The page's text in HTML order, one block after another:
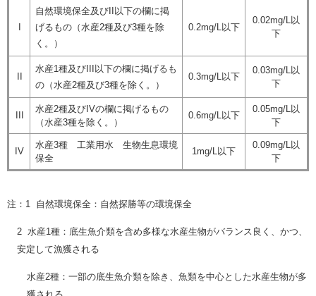
I
自然環境保全及びII以下の欄に掲
げるもの（水産2種及び3種を除
く。）
0.2mg/L以下
0.02mg/L以
下
II
水産1種及びIII以下の欄に掲げるも
の（水産2種及び3種を除く。）
0.3mg/L以下
0.03mg/L以
下
III
水産2種及びIVの欄に掲げるもの
（水産3種を除く。）
0.6mg/L以下
0.05mg/L以
下
IV
水産3種 工業用水 生物生息環境
保全
1mg/L以下
0.09mg/L以
下
注：1 自然環境保全：自然探勝等の環境保全
2 水産1種：底生魚介類を含め多様な水産生物がバランス良く、かつ、
安定して漁獲される
水産2種：一部の底生魚介類を除き、魚類を中心とした水産生物が多